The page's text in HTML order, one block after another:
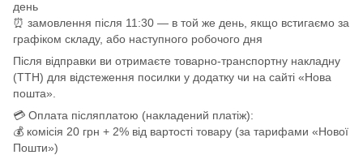
день
⏰ замовлення після 11:30 — в той же день, якщо встигаємо за
графіком складу, або наступного робочого дня
Після відправки ви отримаєте товарно-транспортну накладну
(ТТН) для відстеження посилки у додатку чи на сайті «Нова
пошта».
💳 Оплата післяплатою (накладений платіж):
💰 комісія 20 грн + 2% від вартості товару (за тарифами «Нової
Пошти»)